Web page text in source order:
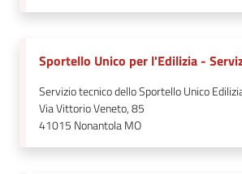
Sportello Unico per l'Edilizia -
Servizio tecnico dello Sportello Unico
Via Vittorio Veneto, 85
41015 Nonantola MO